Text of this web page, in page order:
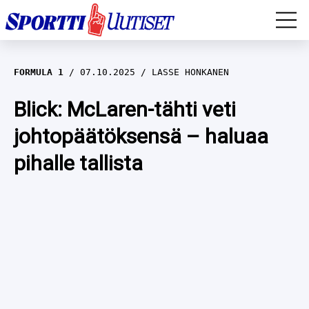
EM-YLEISURHEILU
JÄÄKIEKKO
YLEISURHEILU
WILMA HELTELÄ
TALVILAJIT
FORMULA 1 07.10.2025 LASSE HONKANEN
Blick: McLaren-tähti veti
johtopäätöksensä – haluaa
pihalle tallista